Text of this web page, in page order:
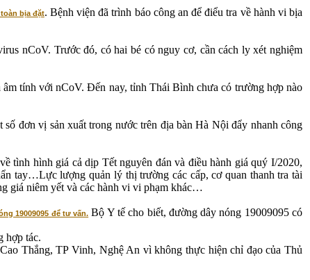
bịa đặt. Bệnh viện đã trình báo công an để điểu tra về hành vi bịa
nCoV. Trước đó, có hai bé có nguy cơ, cần cách ly xét nghiệm
tính với nCoV. Đến nay, tỉnh Thái Bình chưa có trường hợp nào
đơn vị sản xuất trong nước trên địa bàn Hà Nội đẩy nhanh công
hình giá cả dịp Tết nguyên đán và điều hành giá quý I/2020,
tay…Lực lượng quản lý thị trường các cấp, cơ quan thanh tra tài
giá niêm yết và các hành vi vi phạm khác…
19009095 để tư vấn. Bộ Y tế cho biết, đường dây nóng 19009095 có
hợp tác.
Thắng, TP Vinh, Nghệ An vì không thực hiện chỉ đạo của Thủ